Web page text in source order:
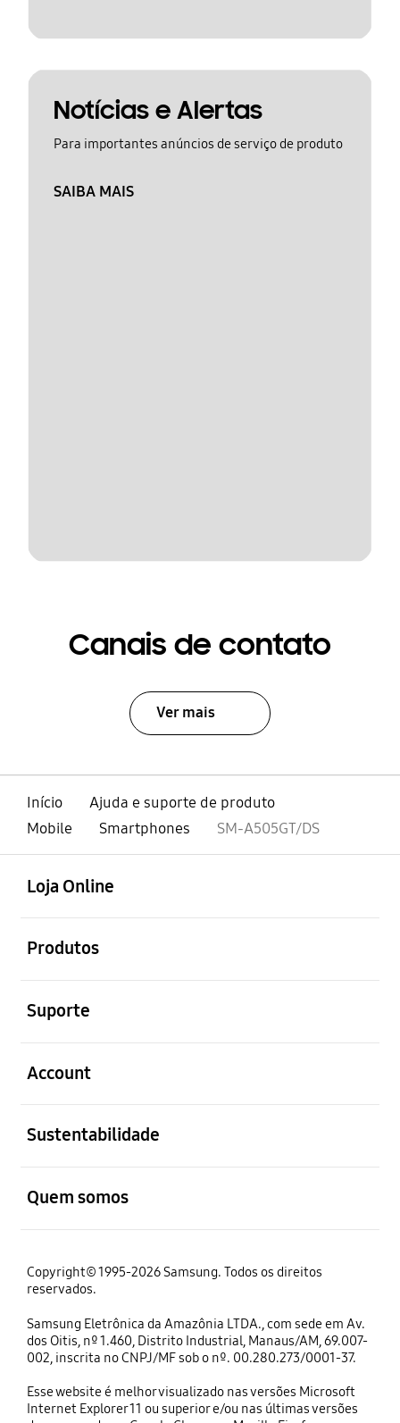
Notícias e Alertas
Para importantes anúncios de serviço de produto
SAIBA MAIS
Canais de contato
Ver mais
Início
Ajuda e suporte de produto
Mobile
Smartphones SM-A505GT/DS
Loja Online
Produtos
Suporte
Account
Sustentabilidade
Quem somos
Copyright© 1995-2026 Samsung. Todos os direitos
reservados.
Samsung Eletrônica da Amazônia LTDA., com sede em Av.
dos Oitis, nº 1.460, Distrito Industrial, Manaus/AM, 69.007-
002, inscrita no CNPJ/MF sob o nº. 00.280.273/0001-37.
Esse website é melhor visualizado nas versões Microsoft
Internet Explorer 11 ou superior e/ou nas últimas versões